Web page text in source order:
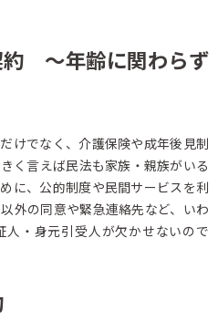
～年齢に関わらず
けでなく、介護保険や成年後見制
く言えば民法も家族・親族がいる
に、公的制度や民間サービスを利
外の同意や緊急連絡先など、いわ
人・身元引受人が欠かせないので